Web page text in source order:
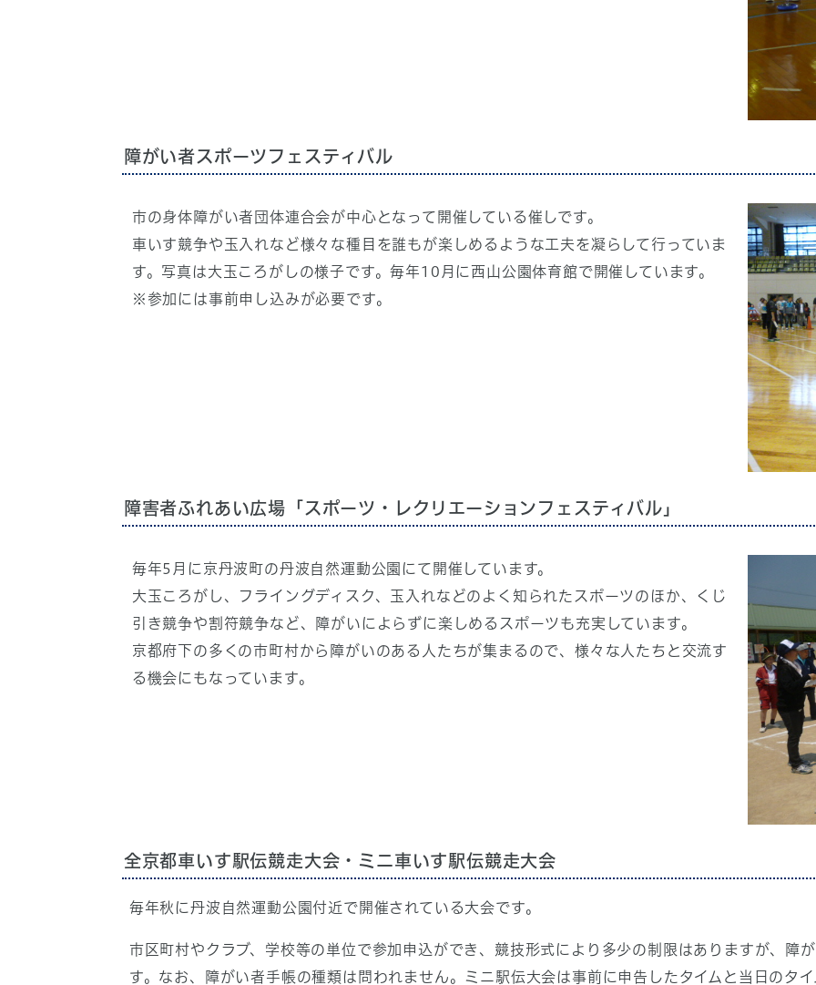
障がい者スポーツフェスティバル
市の身体障がい者団体連合会が中心となって開催している催しです。
車いす競争や玉入れなど様々な種目を誰もが楽しめるような工夫を凝らして行っていま
す。写真は大玉ころがしの様子です。毎年10月に西山公園体育館で開催しています。
※参加には事前申し込みが必要です。
障害者ふれあい広場「スポーツ・レクリエーションフェスティバル」
毎年5月に京丹波町の丹波自然運動公園にて開催しています。
大玉ころがし、フライングディスク、玉入れなどのよく知られたスポーツのほか、くじ
引き競争や割符競争など、障がいによらずに楽しめるスポーツも充実しています。
京都府下の多くの市町村から障がいのある人たちが集まるので、様々な人たちと交流す
る機会にもなっています。
全京都車いす駅伝競走大会・ミニ車いす駅伝競走大会
毎年秋に丹波自然運動公園付近で開催されている大会です。
市区町村やクラブ、学校等の単位で参加申込ができ、競技形式により多少の制限はありますが、障
す。なお、障がい者手帳の種類は問われません。ミニ駅伝大会は事前に申告したタイムと当日のタ